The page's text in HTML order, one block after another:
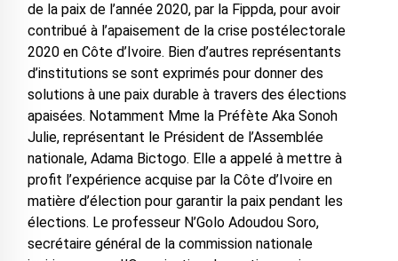
de la paix de l’année 2020, par la Fippda, pour avoir
contribué à l’apaisement de la crise postélectorale
2020 en Côte d’Ivoire. Bien d’autres représentants
d’institutions se sont exprimés pour donner des
solutions à une paix durable à travers des élections
apaisées. Notamment Mme la Préfète Aka Sonoh
Julie, représentant le Président de l’Assemblée
nationale, Adama Bictogo. Elle a appelé à mettre à
profit l’expérience acquise par la Côte d’Ivoire en
matière d’élection pour garantir la paix pendant les
élections. Le professeur N’Golo Adoudou Soro,
secrétaire général de la commission nationale